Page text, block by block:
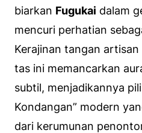
biarkan Fugukai dalam
mencuri perhatian
Kerajinan tangan
tas ini memancarkan
subtil, menjadikannya
Kondangan” modern
dari kerumunan